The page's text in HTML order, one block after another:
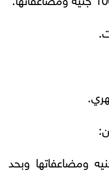
الشهادة 500 جنيه ومضاعفاتها وبحد